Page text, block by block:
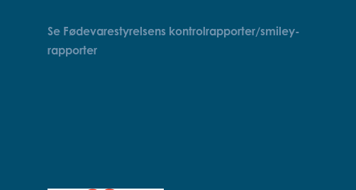
Se Fødevarestyrelsens kontrolrapporter/smiley-
rapporter